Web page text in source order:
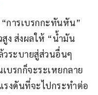
การเบรกกะทันหัน”
ง ส่งผลให้ “น้ำมัน
วระบายสู่ส่วนอื่นๆ
บรกก็จะระเหยกลาย
รงดันที่จะไปกระทำต่อ